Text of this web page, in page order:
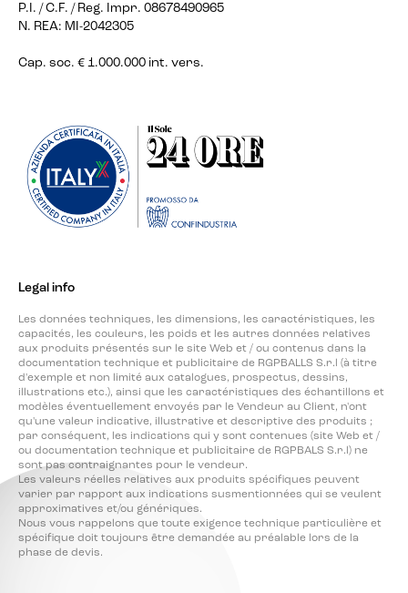
P.I. / C.F. / Reg. Impr. 08678490965
N. REA: MI-2042305
Cap. soc. € 1.000.000 int. vers.
Legal info
Les données techniques, les dimensions, les caractéristiques, les
capacités, les couleurs, les poids et les autres données relatives
aux produits présentés sur le site Web et / ou contenus dans la
documentation technique et publicitaire de RGPBALLS S.r.l (à titre
d'exemple et non limité aux catalogues, prospectus, dessins,
illustrations etc.), ainsi que les caractéristiques des échantillons et
modèles éventuellement envoyés par le Vendeur au Client, n'ont
qu'une valeur indicative, illustrative et descriptive des produits ;
par conséquent, les indications qui y sont contenues (site Web et /
ou documentation technique et publicitaire de RGPBALS S.r.l) ne
sont pas contraignantes pour le vendeur.
Les valeurs réelles relatives aux produits spécifiques peuvent
varier par rapport aux indications susmentionnées qui se veulent
approximatives et/ou génériques.
Nous vous rappelons que toute exigence technique particulière et
spécifique doit toujours être demandée au préalable lors de la
phase de devis.